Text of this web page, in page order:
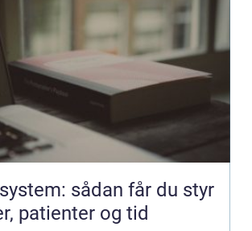
sådan får du styr
patienter og tid